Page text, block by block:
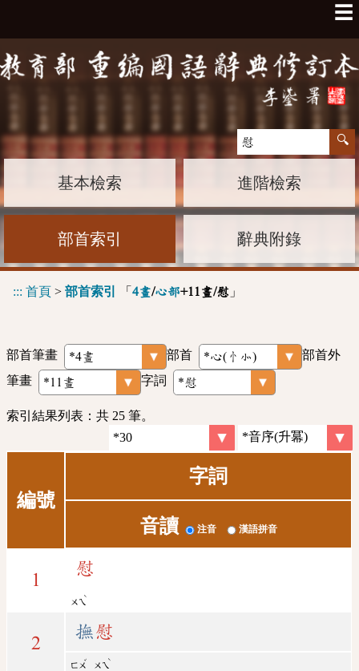
☰
基本檢索 進階檢索
部首索引 辭典附錄
::: 首頁 > 部首索引 「 4畫/心部+11畫/慰 」
部首筆畫 部首
部首外
筆畫
字詞
索引結果列表：共 25 筆。
編號
字詞
音讀 注音 漢語拼音
1
慰
ㄨㄟ
ˋ
2
撫慰
ㄈㄨ
ˇ
ㄨㄟ
ˋ